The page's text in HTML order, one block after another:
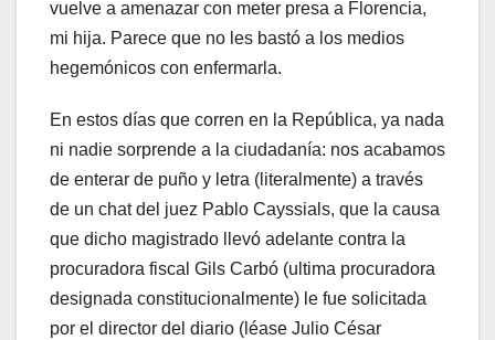
vuelve a amenazar con meter presa a Florencia,
mi hija. Parece que no les bastó a los medios
hegemónicos con enfermarla.
En estos días que corren en la República, ya nada
ni nadie sorprende a la ciudadanía: nos acabamos
de enterar de puño y letra (literalmente) a través
de un chat del juez Pablo Cayssials, que la causa
que dicho magistrado llevó adelante contra la
procuradora fiscal Gils Carbó (ultima procuradora
designada constitucionalmente) le fue solicitada
por el director del diario (léase Julio César